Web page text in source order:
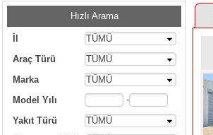
Hızlı Arama
TÜMÜ
Araç Türü
TÜMÜ
Marka
TÜMÜ
Model Yılı
-
Yakıt Türü
TÜMÜ